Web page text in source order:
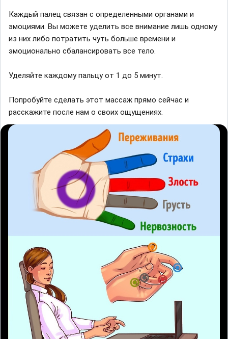
Каждый палец связан с определенными органами и
эмоциями. Вы можете уделить все внимание лишь одному
из них либо потратить чуть больше времени и
эмоционально сбалансировать все тело.
Уделяйте каждому пальцу от 1 до 5 минут.
Попробуйте сделать этот массаж прямо сейчас и
расскажите после нам о своих ощущениях.